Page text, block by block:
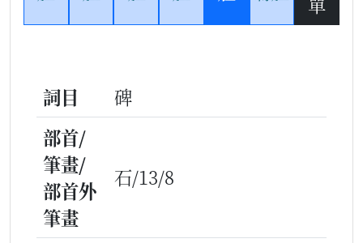
詞目
碑
部首/
筆畫/
部首外
筆畫
石/13/8